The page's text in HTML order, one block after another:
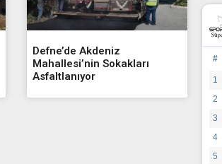
Defne’de Akdeniz
Mahallesi’nin Sokakları
Asfaltlanıyor
#
1
2
3
4
5